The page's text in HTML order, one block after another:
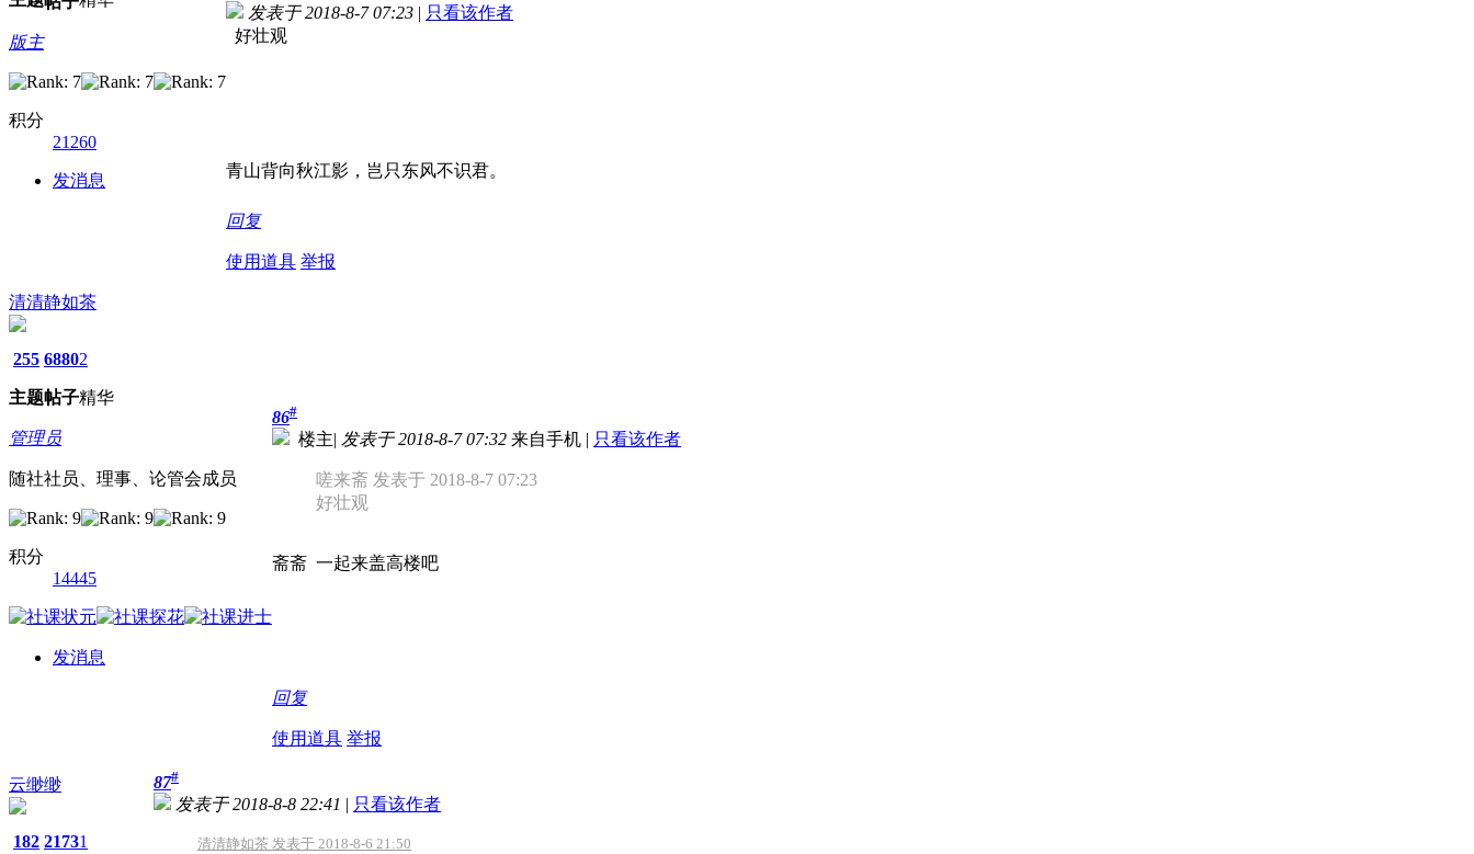
版主
积分
21260
发消息
发表于 2018-8-7 07:23 | 只看该作者
好壮观
青山背向秋江影，岂只东风不识君。
回复
使用道具 举报
清清静如茶
255
主题
6880
帖子
2
精华
管理员
随社社员、理事、论管会成员
积分
14445
发消息
86#
楼主| 发表于 2018-8-7 07:32 来自手机 | 只看该作者
嗟来斋 发表于 2018-8-7 07:23
好壮观
斋斋 一起来盖高楼吧
回复
使用道具 举报
云缈缈
182 21731
87#
发表于 2018-8-8 22:41 | 只看该作者
清清静如茶 发表于 2018-8-6 21:50